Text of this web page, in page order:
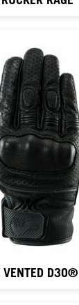
VENTED D3O®